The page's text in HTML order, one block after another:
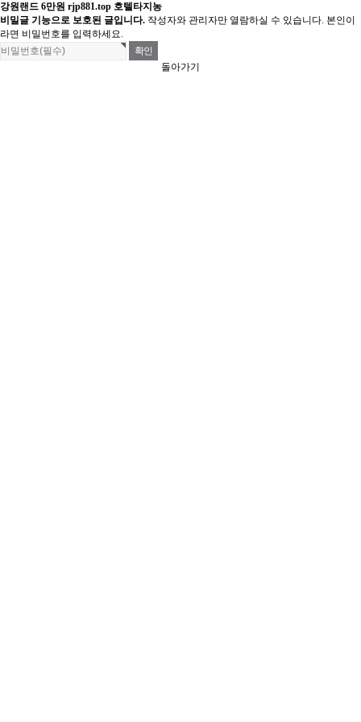
강원랜드 6만원 rjp881.top 호텔타지농
비밀글 기능으로 보호된 글입니다. 작성자와 관리자만 열람하실 수 있습니다. 본인이
라면 비밀번호를 입력하세요.
돌아가기